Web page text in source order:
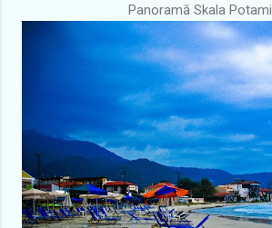
Panoramă Skala